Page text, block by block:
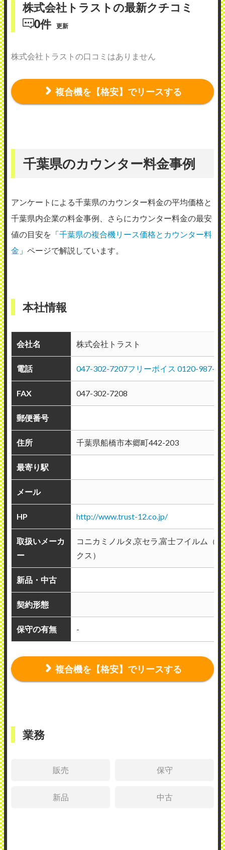
株式会社トラストの最新クチコミ
0件
更新
株式会社トラストの口コミはありません
複合機を【格安】でリースする
千葉県のカウンター料金事例
アンケートによる千葉県のカウンター料金の平均価格と
千葉県内企業の料金事例、さらにカウンター料金の最安
値の目安を「千葉県の複合機リース価格とカウンター料
金 」ページで解説しています。
本社情報
会社名 株式会社トラスト
電話 047-302-7207フリーボイス 0120-987-
FAX 047-302-7208
郵便番号
住所 千葉県船橋市本郷町442-203
最寄り駅
メール
HP http://www.trust-12.co.jp/
取扱いメーカ
ー
コニカミノルタ,京セラ,富士フイルム（
クス）
新品・中古
契約形態
保守の有無 -
複合機を【格安】でリースする
業務
販売 保守
新品 中古